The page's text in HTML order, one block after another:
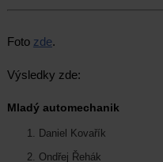
Foto zde.
Výsledky zde:
Mladý automechanik
Daniel Kovařík
Ondřej Řehák